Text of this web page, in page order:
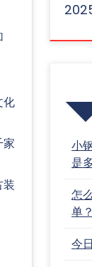
化
家
装
小
是
怎
单？
今